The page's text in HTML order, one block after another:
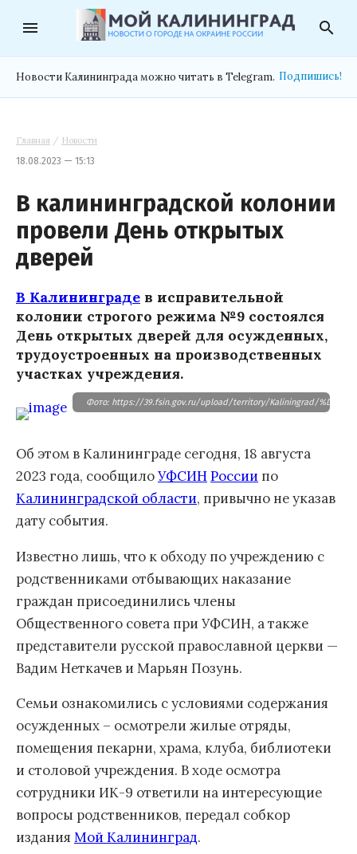
menu search
Новости Калининграда можно читать в Telegram. Подпишись!
Главная / Новости
18.08.2023 — 15:13
В калининградской колонии
провели День открытых
дверей
В Калининграде в исправительной
колонии строгого режима №9 состоялся
День открытых дверей для осужденных,
трудоустроенных на производственных
участках учреждения.
Фото: https://39.fsin.gov.ru/upload/territory/Kaliningrad/
Об этом в Калининграде сегодня, 18 августа
2023 года, сообщилоУФСИНРоссии по
Калининградской области, привычно не указав
дату события.
Известно лишь, что к обходу по учреждению с
родственниками отбывающих наказание
граждан присоединились члены
Общественного совета при УФСИН, а также
представители русской православной церкви —
Вадим Неткачев и Марьян Позунь.
Семьи ознакомились с условиями содержания
осужденных – осмотрели жилые отряды,
помещения пекарни, храма, клуба, библиотеки
и столовой учреждения. В ходе осмотра
сотрудники ИК-9 ответили на интересующие
вопросы родственников, передал собкор
издания Мой Калининград.